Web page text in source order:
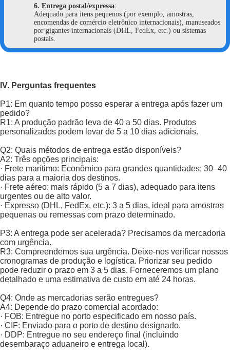
6. Entrega postal/expressa:
Adequado para itens pequenos (por exemplo, amostras,
encomendas de comércio eletrônico internacionais), manuseados
por gigantes internacionais (DHL, FedEx, etc.) ou sistemas
postais.
IV. Perguntas frequentes
P1: Em quanto tempo posso esperar a entrega após fazer um
pedido?
R1: A produção padrão leva de 40 a 50 dias. Produtos
personalizados podem levar de 5 a 10 dias adicionais.
Q2: Quais métodos de entrega estão disponíveis?
A2: Três opções principais:
· Frete marítimo: Econômico para grandes quantidades; 30–40
dias para a maioria dos destinos.
· Frete aéreo: mais rápido (5 a 7 dias), adequado para itens
urgentes ou de alto valor.
· Expresso (DHL, FedEx, etc.): 3 a 5 dias, ideal para amostras
pequenas ou remessas com prazo determinado.
P3: A entrega pode ser acelerada? Precisamos da mercadoria
com urgência.
R3: Compreendemos sua urgência. Deixe-nos verificar nossos
cronogramas de produção e logística. Priorizar seu pedido
pode reduzir o prazo em 3 a 5 dias. Forneceremos um plano
detalhado e uma estimativa de custo em até 24 horas.
Q4: Onde as mercadorias serão entregues?
A4: Depende do prazo comercial acordado:
· FOB: Entregue no porto especificado em nosso país.
· CIF: Enviado para o porto de destino designado.
· DDP: Entregue no seu endereço final (incluindo
desembaraço aduaneiro e entrega local).